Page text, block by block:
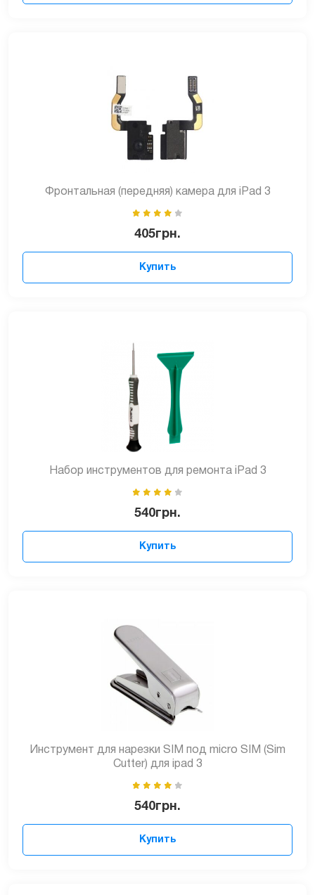
Фронтальная (передняя) камера для iPad 3
405грн.
Купить
Набор инструментов для ремонта iPad 3
540грн.
Купить
Инструмент для нарезки SIM под micro SIM (Sim
Cutter) для ipad 3
540грн.
Купить